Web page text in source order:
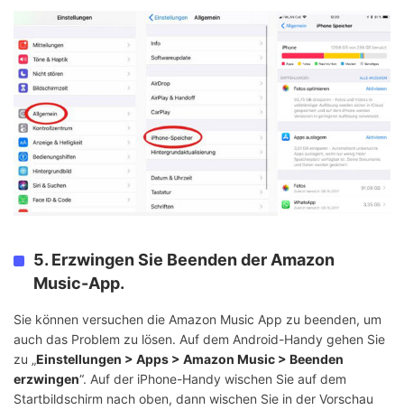
5. Erzwingen Sie Beenden der Amazon
Music-App.
Sie können versuchen die Amazon Music App zu beenden, um
auch das Problem zu lösen. Auf dem Android-Handy gehen Sie
zu „Einstellungen > Apps > Amazon Music > Beenden
erzwingen“. Auf der iPhone-Handy wischen Sie auf dem
Startbildschirm nach oben, dann wischen Sie in der Vorschau